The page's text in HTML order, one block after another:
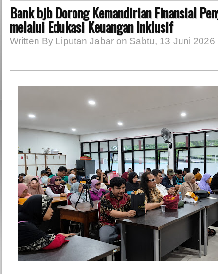
Bank bjb Dorong Kemandirian Finansial
melalui Edukasi Keuangan Inklusif
Written By Liputan Jabar on Sabtu, 13 Juni